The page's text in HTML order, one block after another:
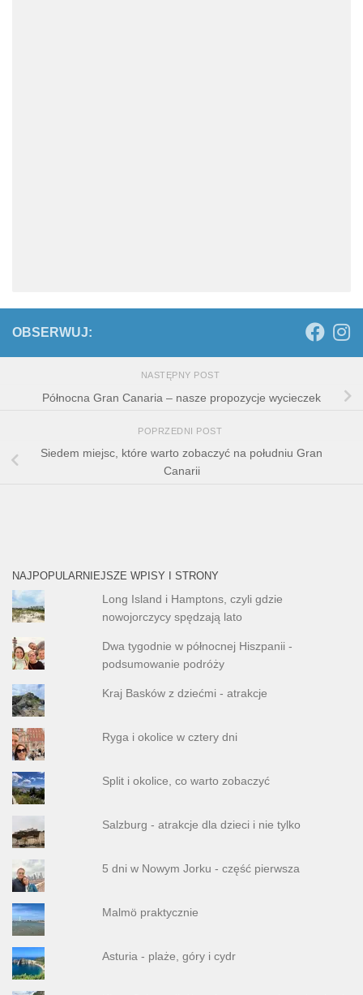
OBSERWUJ:
NASTĘPNY POST
Północna Gran Canaria – nasze propozycje wycieczek
POPRZEDNI POST
Siedem miejsc, które warto zobaczyć na południu Gran
Canarii
NAJPOPULARNIEJSZE WPISY I STRONY
Long Island i Hamptons, czyli gdzie
nowojorczycy spędzają lato
Dwa tygodnie w północnej Hiszpanii -
podsumowanie podróży
Kraj Basków z dziećmi - atrakcje
Ryga i okolice w cztery dni
Split i okolice, co warto zobaczyć
Salzburg - atrakcje dla dzieci i nie tylko
5 dni w Nowym Jorku - część pierwsza
Malmö praktycznie
Asturia - plaże, góry i cydr